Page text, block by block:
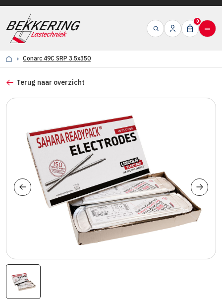
0
Conarc 49C SRP 3.5x350
Terug naar overzicht